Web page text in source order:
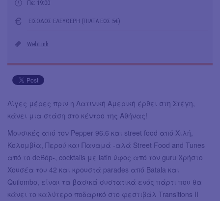
Πε: 19:00
ΕΙΣΟΔΟΣ ΕΛΕΥΘΕΡΗ (ΠΙΑΤΑ ΕΩΣ 5€)
WebLink
Λίγες μέρες πριν η Λατινική Αμερική έρθει στη Στέγη,
κάνει μια στάση στο κέντρο της Αθήνας!
Μουσικές από τον Pepper 96.6 και street food από Χιλή,
Κολομβία, Περού και Παναμά -αλά Street Food and Tunes
από το deBόp-, cocktails με latin ύφος από τον guru Χρήστο
Χουσέα του 42 και κρουστά parades από Batala και
Quilombo, είναι τα βασικά συστατικά ενός πάρτι που θα
κάνει το καλύτερο ποδαρικό στο φεστιβάλ Transitions II